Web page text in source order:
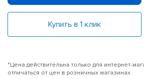
Купить в 1 клик
*Цена действительна только для интернет-
отличаться от цен в розничных магазинах